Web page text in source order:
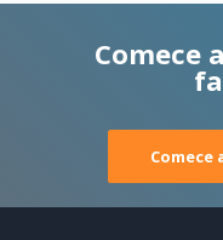
Comece